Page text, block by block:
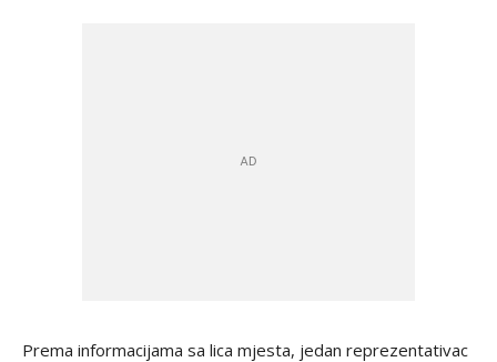
Prema informacijama sa lica mjesta, jedan reprezentativac